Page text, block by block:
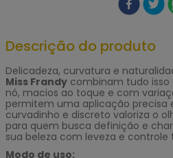
Descrição do produto
Delicadeza, curvatura e
Miss Frandy combinam tudo
nó, macios ao toque e com
permitem uma aplicação precisa
curvadinho e discreto valoriza o
para quem busca definição e
sua beleza com leveza e
Modo de uso: